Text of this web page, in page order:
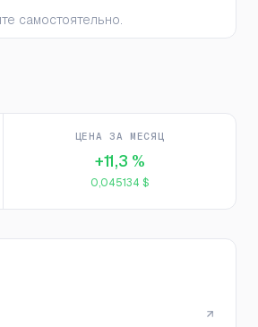
самостоятельно.
ЦЕНА ЗА МЕСЯЦ
+11,3 %
0,045134 $